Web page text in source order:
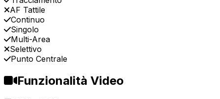
AF Tattile
Continuo
Singolo
Multi-Area
Selettivo
Punto Centrale
Funzionalità Video